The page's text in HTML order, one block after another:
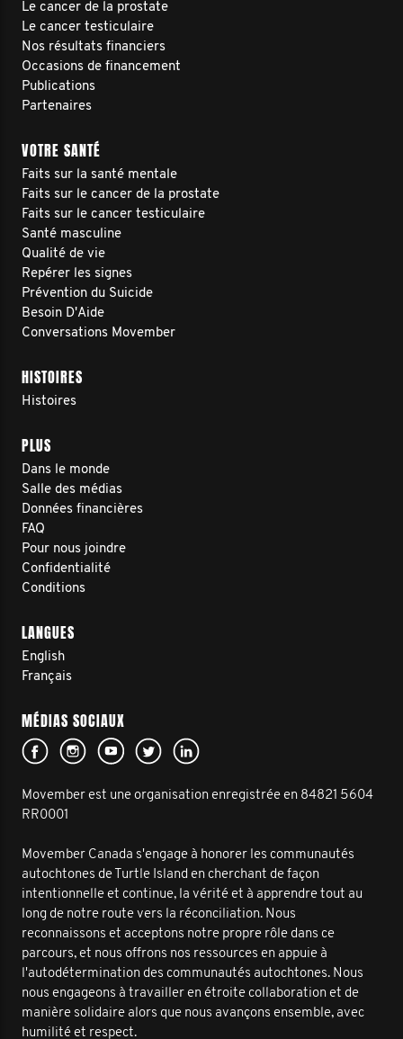
Le cancer de la prostate
Le cancer testiculaire
Nos résultats financiers
Occasions de financement
Publications
Partenaires
VOTRE SANTÉ
Faits sur la santé mentale
Faits sur le cancer de la prostate
Faits sur le cancer testiculaire
Santé masculine
Qualité de vie
Repérer les signes
Prévention du Suicide
Besoin D'Aide
Conversations Movember
HISTOIRES
Histoires
PLUS
Dans le monde
Salle des médias
Données financières
FAQ
Pour nous joindre
Confidentialité
Conditions
LANGUES
English
Français
MÉDIAS SOCIAUX
Movember est une organisation enregistrée en 84821 5604
RR0001
Movember Canada s'engage à honorer les communautés
autochtones de Turtle Island en cherchant de façon
intentionnelle et continue, la vérité et à apprendre tout au
long de notre route vers la réconciliation. Nous
reconnaissons et acceptons notre propre rôle dans ce
parcours, et nous offrons nos ressources en appuie à
l'autodétermination des communautés autochtones. Nous
nous engageons à travailler en étroite collaboration et de
manière solidaire alors que nous avançons ensemble, avec
humilité et respect.